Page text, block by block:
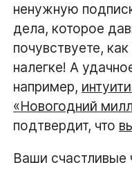
ненужную
дела, которое
почувствуете,
налегке! А
например,
«Новогодний
подтвердит, что
Ваши счастливые